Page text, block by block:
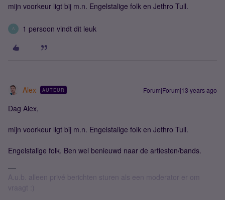
mijn voorkeur ligt bij m.n. Engelstalige folk en Jethro Tull.
A 1 persoon vindt dit leuk
Alex AUTEUR Forum|Forum|13 years ago
Dag Alex,
mijn voorkeur ligt bij m.n. Engelstalige folk en Jethro Tull.
Engelstalige folk. Ben wel benieuwd naar de artiesten/bands.
A.u.b. alleen privé berichten sturen als een moderator er om
vraagt :)